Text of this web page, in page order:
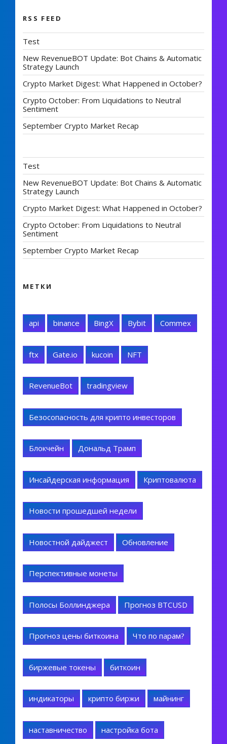
RSS FEED
Test
New RevenueBOT Update: Bot Chains & Automatic
Strategy Launch
Crypto Market Digest: What Happened in October?
Crypto October: From Liquidations to Neutral
Sentiment
September Crypto Market Recap
Test
New RevenueBOT Update: Bot Chains & Automatic
Strategy Launch
Crypto Market Digest: What Happened in October?
Crypto October: From Liquidations to Neutral
Sentiment
September Crypto Market Recap
МЕТКИ
api binance BingX Bybit Commex
ftx Gate.io kucoin NFT
RevenueBot tradingview
Безосопасность для крипто инвесторов
Блокчейн Дональд Трамп
Инсайдерская информация Криптовалюта
Новости прошедшей недели
Новостной дайджест Обновление
Перспективные монеты
Полосы Боллинджера Прогноз BTCUSD
Прогноз цены биткоина Что по парам?
биржевые токены биткоин
индикаторы крипто биржи майнинг
наставничество настройка бота